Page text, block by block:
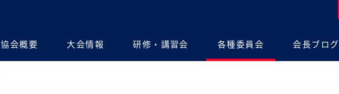
協会概要 大会情報 研修・講習会 各種委員会 会長ブログ